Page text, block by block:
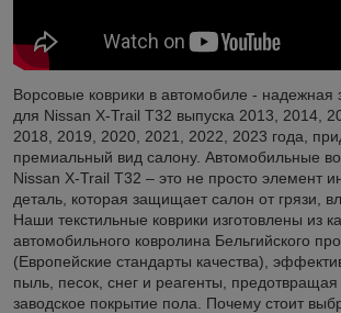
Ворсовые коврики в автомобиле -
для Nissan X-Trail T32 выпуска 2013, 2014,
2018, 2019, 2020, 2021, 2022, 2023 года,
премиальный вид салону. Автомобильные
Nissan X-Trail T32 – это не просто элемент
деталь, которая защищает салон от грязи,
Наши текстильные коврики изготовлены из
автомобильного ковролина Бельгийского
(Европейские стандарты качества),
пыль, песок, снег и реагенты,
заводское покрытие пола. Почему стоит